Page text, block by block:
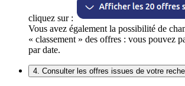
cliquez sur :
Vous avez également la possibilité de
« classement » des offres : vous pouvez
par date.
4. Consulter les offres issues de votre